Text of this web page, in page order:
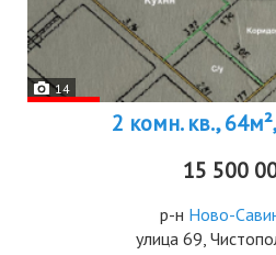
14
2 комн. кв.,
15 500
р-н Ново-
улица 69,